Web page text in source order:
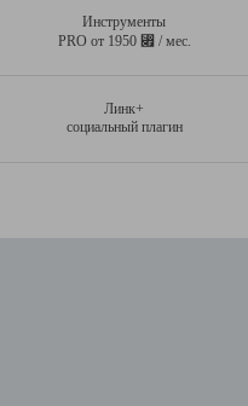
Инструменты
PRO от 1950 ⃏ / мес.
Линк+
социальный плагин